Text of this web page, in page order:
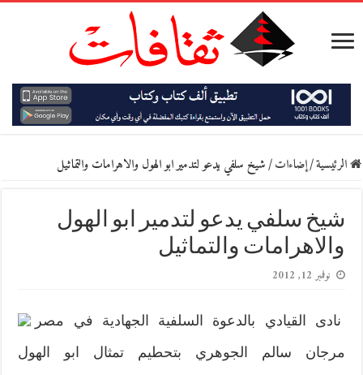
الرئيسية/إضاءات/شيخ سلفي يدعو لتدمير ابو الهول والاهرامات والتماثيل
شيخ سلفي يدعو لتدمير ابو الهول
والاهرامات والتماثيل
نوفمبر 12, 2012
نادى القيادي بالدعوة السلفية الجهادية في مصر
مرجان سالم الجوهري بتحطيم تمثال ابو الهول